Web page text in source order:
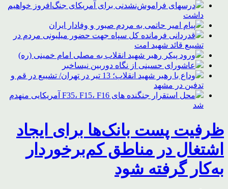
درسهای فراموش‌نشدنی برای آمریکای جنگ‌افروز خواهیم
داشت
پیام امیر حاتمی به مردم صبور و وفادار ایران
قدردانی فرمانده کل سپاه جهت حضور میلیونی مردم در
تشییع قائد شهید امت
ورود پیکر رهبر شهید انقلاب به مصلی امام خمینی (ره)
عاشورای حسینی از نگاه دوربین نیساخبر
وداع با رهبر شهید انقلاب؛ 13 تیر در تهران/ تشییع در قم و
تدفین در مشهد
محل استقرار جنگنده های F35، F15، F16 آمریکایی منهدم
شد
ظرفیت پست بانک‌ها برای ایجاد
اشتغال در مناطق کم‌برخوردار
به‌کار گرفته شود